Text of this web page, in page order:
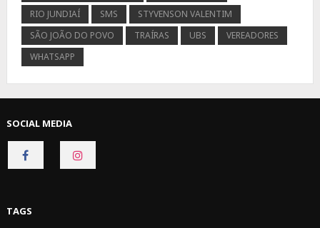
RIO JUNDIAÍ
SMS
STYVENSON VALENTIM
SÃO JOÃO DO POVO
TRAÍRAS UBS
VEREADORES
WHATSAPP
SOCIAL MEDIA
CONNECT
ON
TAGS